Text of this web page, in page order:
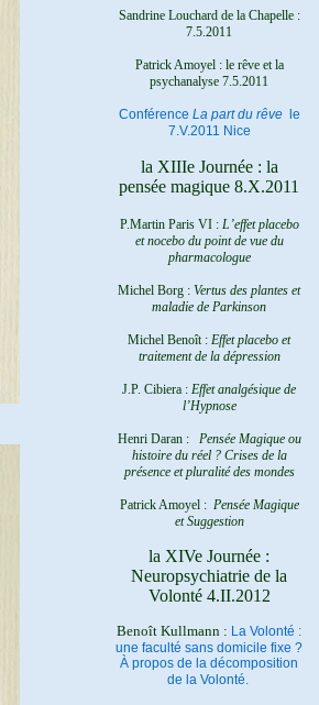
Sandrine Louchard de la Chapelle :
7.5.2011
Patrick Amoyel : le rêve et la
psychanalyse 7.5.2011
Conférence La part du rêve
le
7.V.2011 Nice
la XIIIe Journée : la
pensée magique 8.X.2011
P.Martin Paris VI : L’effet placebo
et nocebo du point de vue du
pharmacologue
Michel Borg : Vertus des plantes et
maladie de Parkinson
Michel Benoît : Effet placebo et
traitement de la dépression
J.P. Cibiera : Effet analgésique de
l’Hypnose
Henri Daran : Pensée Magique ou
histoire du réel ?Crises de la
présence et pluralité des mondes
Patrick Amoyel : Pensée Magique
et Suggestion
la XIVe Journée :
Neuropsychiatrie de la
Volonté 4.II.2012
Benoît Kullmann : La Volonté :
une faculté sans domicile fixe ?
À propos de la décomposition
de la Volonté.